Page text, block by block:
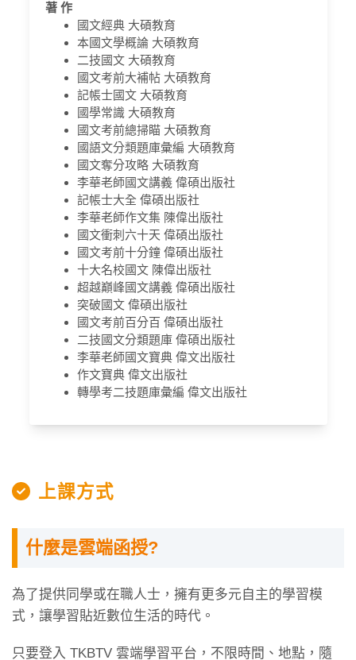
上課方式
什麼是雲端函授?
為了提供同學或在職人士，擁有更多元自主的學習模
式，讓學習貼近數位生活的時代。
只要登入 TKBTV 雲端學習平台，不限時間、地點，隨
著 作
國文經典 大碩教育
本國文學概論 大碩教育
二技國文 大碩教育
國文考前大補帖 大碩教育
記帳士國文 大碩教育
國學常識 大碩教育
國文考前總掃瞄 大碩教育
國語文分類題庫彙編 大碩教育
國文奪分攻略 大碩教育
李華老師國文講義 偉碩出版社
記帳士大全 偉碩出版社
李華老師作文集 陳偉出版社
國文衝刺六十天 偉碩出版社
國文考前十分鐘 偉碩出版社
十大名校國文 陳偉出版社
超越巔峰國文講義 偉碩出版社
突破國文 偉碩出版社
國文考前百分百 偉碩出版社
二技國文分類題庫 偉碩出版社
李華老師國文寶典 偉文出版社
作文寶典 偉文出版社
轉學考二技題庫彙編 偉文出版社